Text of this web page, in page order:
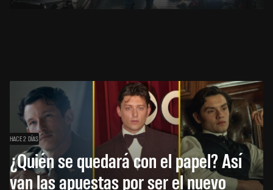
HACE 2 DÍAS
¿Quién se quedará con el papel? Así
van las apuestas por ser el nuevo